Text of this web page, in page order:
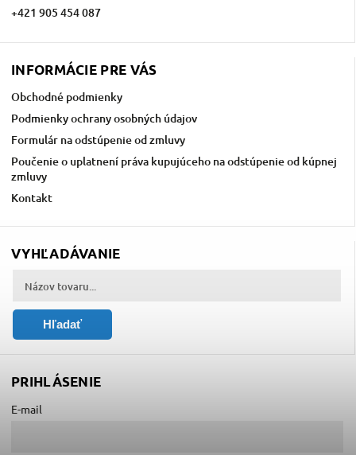
+421 905 454 087
INFORMÁCIE PRE VÁS
Obchodné podmienky
Podmienky ochrany osobných údajov
Formulár na odstúpenie od zmluvy
Poučenie o uplatnení práva kupujúceho na odstúpenie od kúpnej
zmluvy
Kontakt
VYHĽADÁVANIE
Hľadať
PRIHLÁSENIE
E-mail